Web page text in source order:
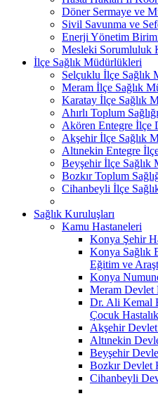
Döner Sermaye ve
Sivil Savunma ve
Enerji Yönetim
Mesleki Sorumluluk
İlçe Sağlık Müdürlükleri
Selçuklu İlçe Sağlık
Meram İlçe Sağlık
Karatay İlçe Sağlık
Ahırlı Toplum
Akören Entegre İlçe
Akşehir İlçe Sağlık
Altınekin Entegre
Beyşehir İlçe Sağlık
Bozkır Toplum
Cihanbeyli İlçe
Sağlık Kuruluşları
Kamu Hastaneleri
Konya Şehir
Konya Sağlık
Eğitim ve
Konya
Meram Devlet
Dr. Ali Kemal
Çocuk
Akşehir Devlet
Altınekin
Beyşehir
Bozkır Devlet
Cihanbeyli